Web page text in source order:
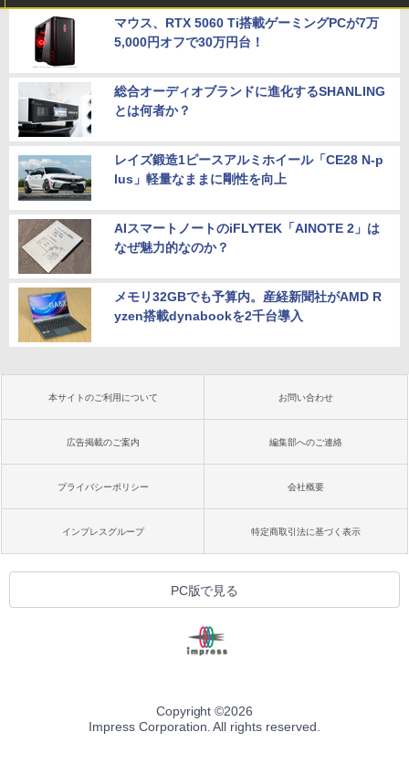
マウス、RTX 5060 Ti搭載ゲーミングPCが7万
5,000円オフで30万円台！
総合オーディオブランドに進化するSHANLING
とは何者か？
レイズ鍛造1ピースアルミホイール「CE28 N-p
lus」軽量なままに剛性を向上
AIスマートノートのiFLYTEK「AINOTE 2」は
なぜ魅力的なのか？
メモリ32GBでも予算内。産経新聞社がAMD R
yzen搭載dynabookを2千台導入
本サイトのご利用について お問い合わせ
広告掲載のご案内 編集部へのご連絡
プライバシーポリシー 会社概要
インプレスグループ 特定商取引法に基づく表示
PC版で見る
Copyright ©2026
Impress Corporation. All rights reserved.